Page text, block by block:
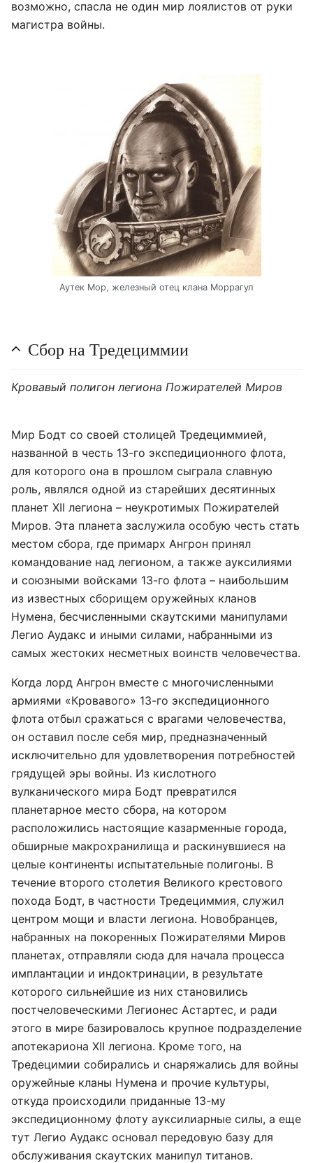
возможно, спасла не один мир лоялистов от руки
магистра войны.
Аутек Мор, железный отец клана Моррагул
Сбор на Тредециммии
Кровавый полигон легиона Пожирателей Миров
Мир Бодт со своей столицей Тредециммией,
названной в честь 13-го экспедиционного флота,
для которого она в прошлом сыграла славную
роль, являлся одной из старейших десятинных
планет XII легиона – неукротимых Пожирателей
Миров. Эта планета заслужила особую честь стать
местом сбора, где примарх Ангрон принял
командование над легионом, а также ауксилиями
и союзными войсками 13-го флота – наибольшим
из известных сборищем оружейных кланов
Нумена, бесчисленными скаутскими манипулами
Легио Аудакс и иными силами, набранными из
самых жестоких несметных воинств человечества.
Когда лорд Ангрон вместе с многочисленными
армиями «Кровавого» 13-го экспедиционного
флота отбыл сражаться с врагами человечества,
он оставил после себя мир, предназначенный
исключительно для удовлетворения потребностей
грядущей эры войны. Из кислотного
вулканического мира Бодт превратился
планетарное место сбора, на котором
расположились настоящие казарменные города,
обширные макрохранилища и раскинувшиеся на
целые континенты испытательные полигоны. В
течение второго столетия Великого крестового
похода Бодт, в частности Тредециммия, служил
центром мощи и власти легиона. Новобранцев,
набранных на покоренных Пожирателями Миров
планетах, отправляли сюда для начала процесса
имплантации и индоктринации, в результате
которого сильнейшие из них становились
постчеловеческими Легионес Астартес, и ради
этого в мире базировалось крупное подразделение
апотекариона XII легиона. Кроме того, на
Тредецимии собирались и снаряжались для войны
оружейные кланы Нумена и прочие культуры,
откуда происходили приданные 13-му
экспедиционному флоту ауксилиарные силы, а еще
тут Легио Аудакс основал передовую базу для
обслуживания скаутских манипул титанов.